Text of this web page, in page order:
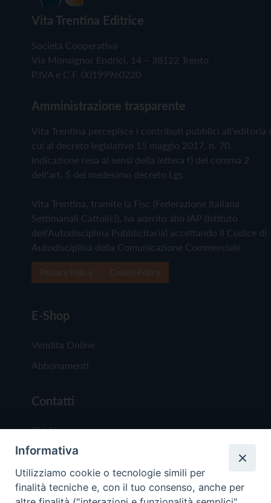
Vita Trentina Editrice
Società Cooperativa
Via Monsignor Endrici, 14 – 38122 Trento
P.IVA e C.F. 00199960220
Amministrazione trasparente
Vita Trentina percepisce i contributi pubblici all'editoria
cui al decreto legislativo 15 maggio 2017, n. 70.
Indicazione resa ai sensi della lettera f) del comma 2
dell'art. 5 del medesimo decreto Lgs.
Vita Trentina, tramite la Fisc (Federazione Italiana
Settimanali Cattolici), ha aderito allo IAP (Istituto
dell'Autodisciplina Pubblicitaria) accettando il Codice di
Autodisciplina della Comunicazione Commerciale
E-Shop
Vendita Online
Abbonamenti
Contatti
Chi Siamo
Redazione
Scrivici
Informativa
Utilizziamo cookie o tecnologie simili per
finalità tecniche e, con il tuo consenso, anche per